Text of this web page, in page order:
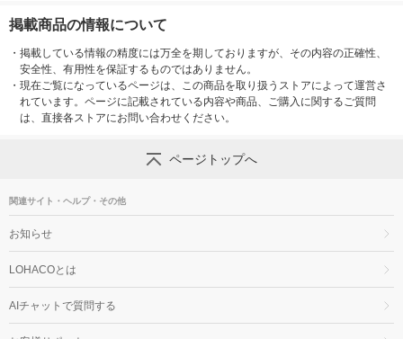
掲載商品の情報について
・ 掲載している情報の精度には万全を期しておりますが、その内容の正確性、
安全性、有用性を保証するものではありません。
・ 現在ご覧になっているページは、この商品を取り扱うストアによって運営さ
れています。ページに記載されている内容や商品、ご購入に関するご質問
は、直接各ストアにお問い合わせください。
ページトップへ
関連サイト・ヘルプ・その他
お知らせ
LOHACOとは
AIチャットで質問する